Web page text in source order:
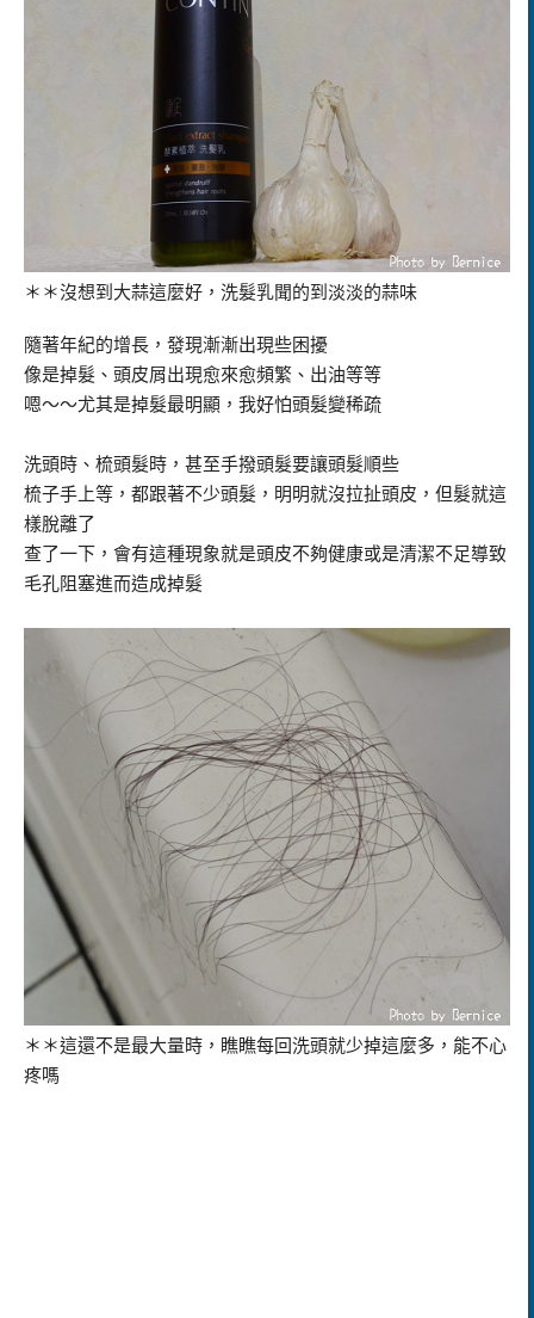
＊＊沒想到大蒜這麼好，洗髮乳聞的到淡淡的蒜味
隨著年紀的增長，發現漸漸出現些困擾
像是掉髮、頭皮屑出現愈來愈頻繁、出油等等
嗯～～尤其是掉髮最明顯，我好怕頭髮變稀疏
洗頭時、梳頭髮時，甚至手撥頭髮要讓頭髮順些
梳子手上等，都跟著不少頭髮，明明就沒拉扯頭皮，但髮就這
樣脫離了
查了一下，會有這種現象就是頭皮不夠健康或是清潔不足導致
毛孔阻塞進而造成掉髮
＊＊這還不是最大量時，瞧瞧每回洗頭就少掉這麼多，能不心
疼嗎